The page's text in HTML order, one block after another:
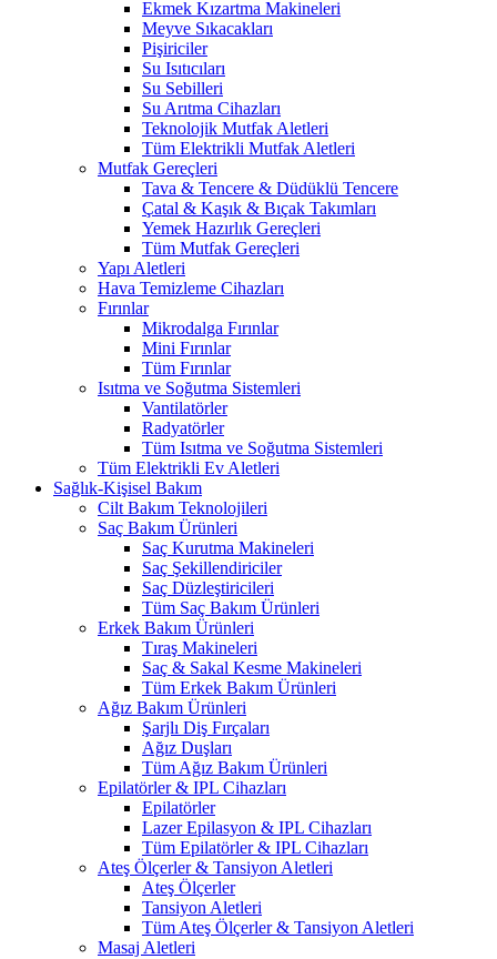
Ekmek Kızartma Makineleri
Meyve Sıkacakları
Pişiriciler
Su Isıtıcıları
Su Sebilleri
Su Arıtma Cihazları
Teknolojik Mutfak Aletleri
Tüm Elektrikli Mutfak Aletleri
Mutfak Gereçleri
Tava & Tencere & Düdüklü Tencere
Çatal & Kaşık & Bıçak Takımları
Yemek Hazırlık Gereçleri
Tüm Mutfak Gereçleri
Yapı Aletleri
Hava Temizleme Cihazları
Fırınlar
Mikrodalga Fırınlar
Mini Fırınlar
Tüm Fırınlar
Isıtma ve Soğutma Sistemleri
Vantilatörler
Radyatörler
Tüm Isıtma ve Soğutma Sistemleri
Tüm Elektrikli Ev Aletleri
Sağlık-Kişisel Bakım
Cilt Bakım Teknolojileri
Saç Bakım Ürünleri
Saç Kurutma Makineleri
Saç Şekillendiriciler
Saç Düzleştiricileri
Tüm Saç Bakım Ürünleri
Erkek Bakım Ürünleri
Tıraş Makineleri
Saç & Sakal Kesme Makineleri
Tüm Erkek Bakım Ürünleri
Ağız Bakım Ürünleri
Şarjlı Diş Fırçaları
Ağız Duşları
Tüm Ağız Bakım Ürünleri
Epilatörler & IPL Cihazları
Epilatörler
Lazer Epilasyon & IPL Cihazları
Tüm Epilatörler & IPL Cihazları
Ateş Ölçerler & Tansiyon Aletleri
Ateş Ölçerler
Tansiyon Aletleri
Tüm Ateş Ölçerler & Tansiyon Aletleri
Masaj Aletleri